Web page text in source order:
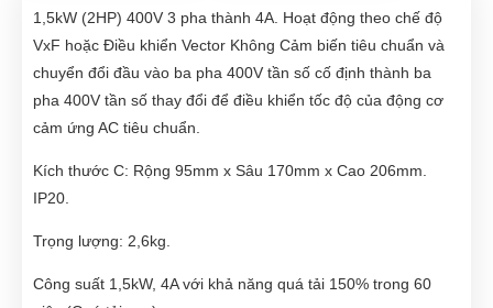
1,5kW (2HP) 400V 3 pha thành 4A. Hoạt động theo chế độ
VxF hoặc Điều khiển Vector Không Cảm biến tiêu chuẩn và
chuyển đổi đầu vào ba pha 400V tần số cố định thành ba
pha 400V tần số thay đổi để điều khiển tốc độ của động cơ
cảm ứng AC tiêu chuẩn.
Kích thước C: Rộng 95mm x Sâu 170mm x Cao 206mm.
IP20.
Trọng lượng: 2,6kg.
Công suất 1,5kW, 4A với khả năng quá tải 150% trong 60